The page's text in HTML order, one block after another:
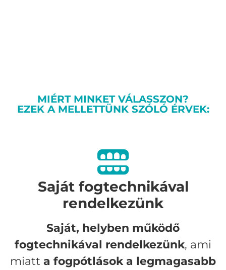
MIÉRT MINKET VÁLASSZON?
EZEK A MELLETTÜNK SZÓLÓ ÉRVEK:
Saját fogtechnikával
rendelkezünk
Saját, helyben működő
fogtechnikával rendelkezünk, ami
miatt a fogpótlások a legmagasabb